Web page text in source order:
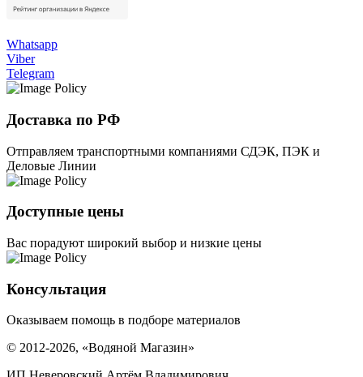
Whatsapp
Viber
Telegram
Доставка по РФ
Отправляем транспортными компаниями СДЭК, ПЭК и
Деловые Линии
Доступные цены
Вас порадуют широкий выбор и низкие цены
Консультация
Оказываем помощь в подборе материалов
© 2012-2026, «Водяной Магазин»